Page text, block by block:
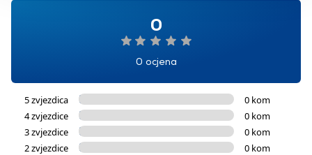
0
0 ocjena
5 zvjezdica
0 kom
4 zvjezdice
0 kom
3 zvjezdice
0 kom
2 zvjezdice
0 kom